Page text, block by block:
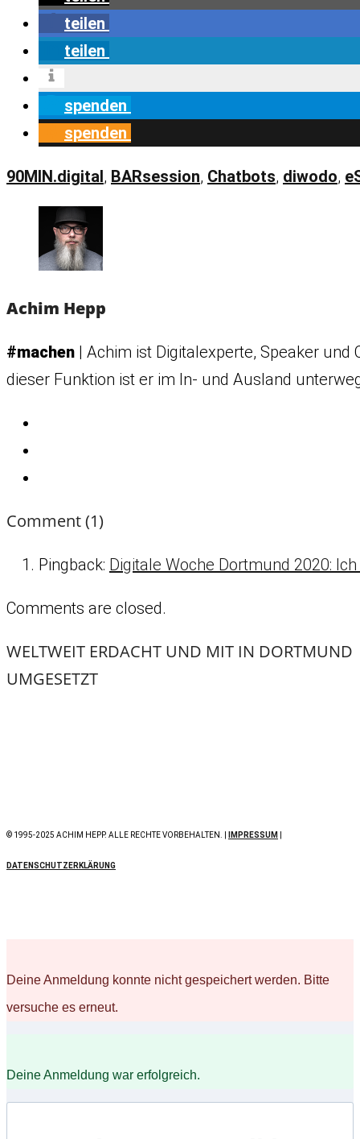
teilen
teilen
spenden
spenden
90MIN.digital, BARsession, Chatbots, diwodo,
Achim Hepp
#machen | Achim ist Digitalexperte, Speaker
dieser Funktion ist er im In- und Ausland
Comment(1)
Pingback: Digitale Woche Dortmund 2020:
Comments are closed.
WELTWEIT ERDACHT UND MIT IN DORTMUND
UMGESETZT
© 1995-2025 ACHIM HEPP. ALLE RECHTE VORBEHALTEN. | IMPRESSUM
DATENSCHUTZERKLÄRUNG
Deine Anmeldung konnte nicht gespeichert werden. Bitte
versuche es erneut.
Deine Anmeldung war erfolgreich.